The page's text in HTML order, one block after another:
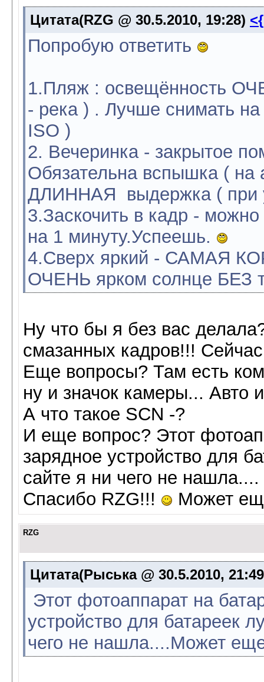
Цитата(RZG @ 30.5.2010, 19:28)
Попробую ответить
1.Пляж : освещённость
- река ) . Лучше снимать
ISO )
2. Вечеринка - закрытое
Обязательна вспышка ( на
ДЛИННАЯ выдержка ( при
3.Заскочить в кадр -
на 1 минуту.Успеешь.
4.Сверх яркий - САМАЯ
ОЧЕНЬ ярком солнце БЕЗ
Ну что бы я без вас
смазанных кадров!!!
Еще вопросы? Там есть
ну и значок камеры... Авто
А что такое SCN -?
И еще вопрос? Этот
зарядное устройство для
сайте я ни чего не нашла....
Спасибо RZG!!!
Может
RZG
Цитата(Рыська @ 30.5.2010,
Этот фотоаппарат на
устройство для батареек
чего не нашла....Может